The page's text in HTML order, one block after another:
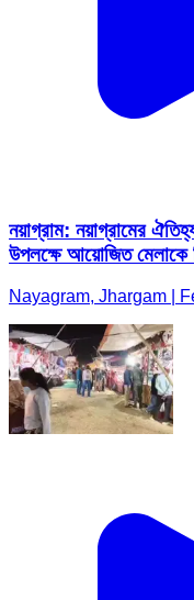
নয়াগ্রাম: নয়াগ্রামের
উপলক্ষে আয়োজিত মেলাকে
Nayagram, Jhargam |